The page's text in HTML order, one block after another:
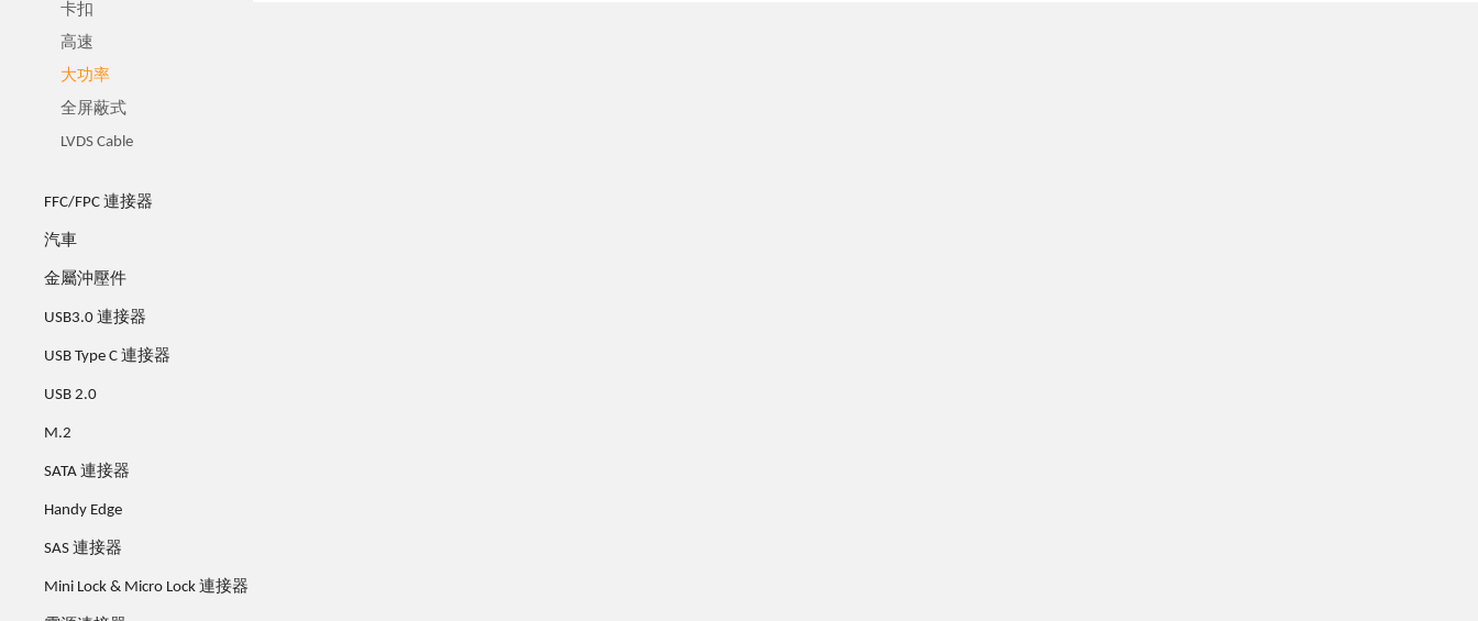
卡扣
高速
大功率
全屏蔽式
LVDS Cable
FFC/FPC 連接器
汽車
金屬沖壓件
USB3.0 連接器
USB Type C 連接器
USB 2.0
M.2
SATA 連接器
Handy Edge
SAS 連接器
Mini Lock & Micro Lock 連接器